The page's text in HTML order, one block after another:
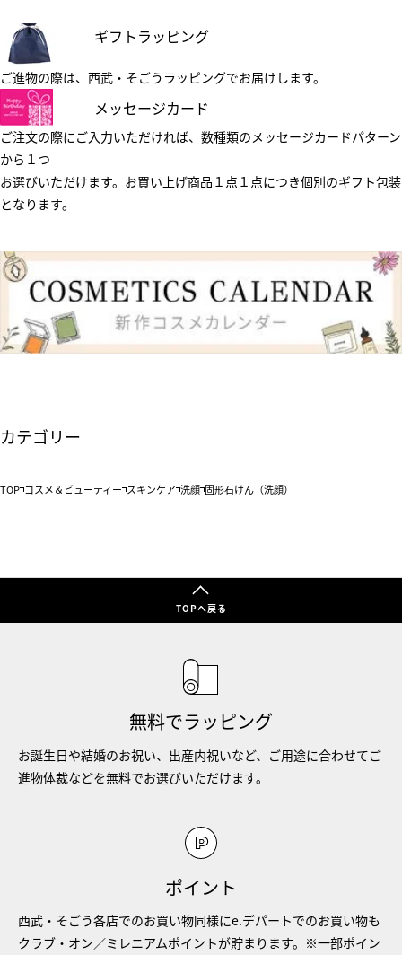
ギフトラッピング
ご進物の際は、西武・そごうラッピングでお届けします。
メッセージカード
ご注文の際にご入力いただければ、数種類のメッセージカードパターン
から１つ
お選びいただけます。お買い上げ商品１点１点につき個別のギフト包装
となります。
カテゴリー
TOP コスメ＆ビューティー スキンケア 洗顔 固形石けん（洗顔）
TOPへ戻る
無料でラッピング
お誕生日や結婚のお祝い、出産内祝いなど、ご用途に合わせてご
進物体裁などを無料でお選びいただけます。
ポイント
西武・そごう各店でのお買い物同様にe.デパートでのお買い物も
クラブ・オン／ミレニアムポイントが貯まります。※一部ポイン